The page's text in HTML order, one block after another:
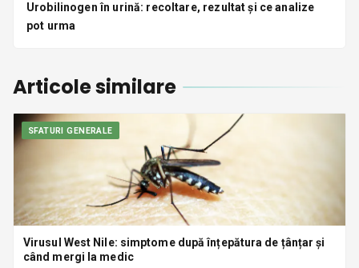
Urobilinogen în urină: recoltare, rezultat și ce analize
pot urma
Articole similare
SFATURI GENERALE
Virusul West Nile: simptome după înțepătura de țânțar și
când mergi la medic